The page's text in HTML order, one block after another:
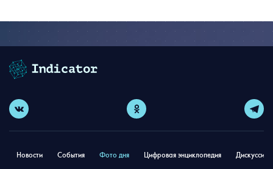
Новости События Фото дня Цифровая энциклопедия